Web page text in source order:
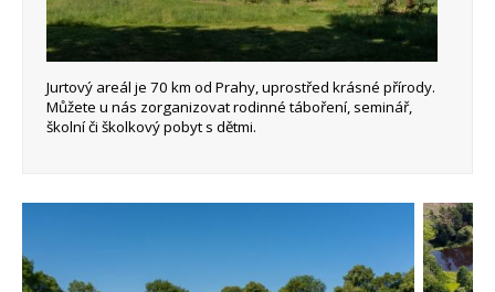
Jurtový areál je 70 km od Prahy, uprostřed krásné přírody.
Můžete u nás zorganizovat rodinné táboření, seminář,
školní či školkový pobyt s dětmi.